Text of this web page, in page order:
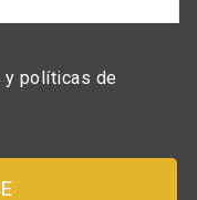
y políticas de